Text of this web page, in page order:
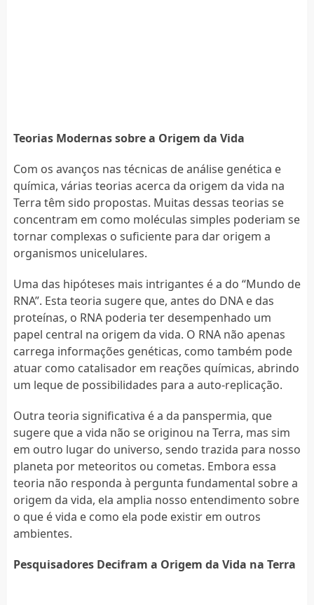
Teorias Modernas sobre a Origem da Vida
Com os avanços nas técnicas de análise genética e
química, várias teorias acerca da origem da vida na
Terra têm sido propostas. Muitas dessas teorias se
concentram em como moléculas simples poderiam se
tornar complexas o suficiente para dar origem a
organismos unicelulares.
Uma das hipóteses mais intrigantes é a do “Mundo de
RNA”. Esta teoria sugere que, antes do DNA e das
proteínas, o RNA poderia ter desempenhado um
papel central na origem da vida. O RNA não apenas
carrega informações genéticas, como também pode
atuar como catalisador em reações químicas, abrindo
um leque de possibilidades para a auto-replicação.
Outra teoria significativa é a da panspermia, que
sugere que a vida não se originou na Terra, mas sim
em outro lugar do universo, sendo trazida para nosso
planeta por meteoritos ou cometas. Embora essa
teoria não responda à pergunta fundamental sobre a
origem da vida, ela amplia nosso entendimento sobre
o que é vida e como ela pode existir em outros
ambientes.
Pesquisadores Decifram a Origem da Vida na Terra